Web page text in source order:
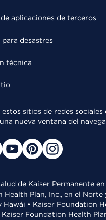
aplicaciones de terceros
desastres
técnica
estos sitios de redes sociales
nueva ventana del
de Kaiser Permanente
Health Plan, Inc., en el Norte
Hawái • Kaiser Foundation
Foundation Health